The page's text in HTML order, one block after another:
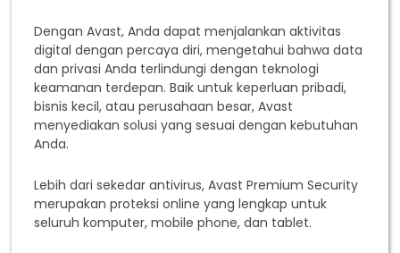
Dengan Avast, Anda dapat menjalankan aktivitas
digital dengan percaya diri, mengetahui bahwa data
dan privasi Anda terlindungi dengan teknologi
keamanan terdepan. Baik untuk keperluan pribadi,
bisnis kecil, atau perusahaan besar, Avast
menyediakan solusi yang sesuai dengan kebutuhan
Anda.
Lebih dari sekedar antivirus, Avast Premium Security
merupakan proteksi online yang lengkap untuk
seluruh komputer, mobile phone, dan tablet.